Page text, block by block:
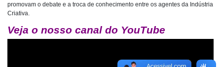
promovam o debate e a troca de conhecimento entre os agentes da Indústria
Criativa.
Veja o nosso canal do YouTube